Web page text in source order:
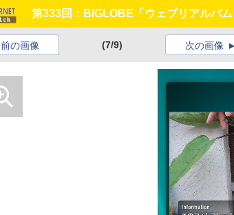
第333回：BIGLOBE「ウェブリアルバ
前の画像 (7/9) 次の画像